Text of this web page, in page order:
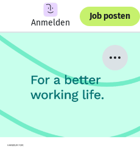
Anmelden
Job posten